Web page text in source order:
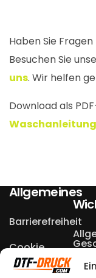
Haben Sie
Besuchen Sie
uns. Wir helfen
Download als
Waschanleitung
Allgemeines
Barrierefreiheit
Cookie
Einstellungen